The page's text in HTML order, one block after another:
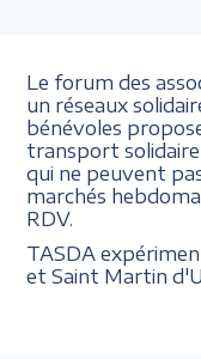
Le forum des
un réseaux
bénévoles
transport
qui ne peuvent
marchés
RDV.
TASDA
et Saint Martin